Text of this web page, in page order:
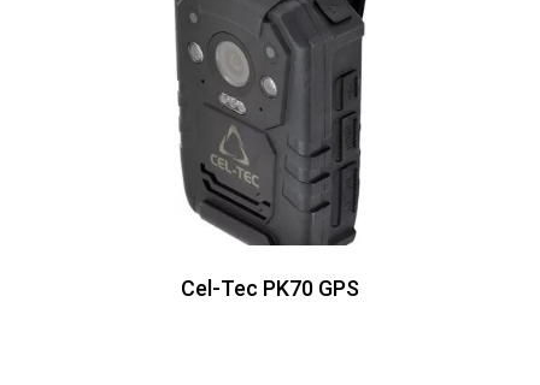
Cel-Tec PK70 GPS